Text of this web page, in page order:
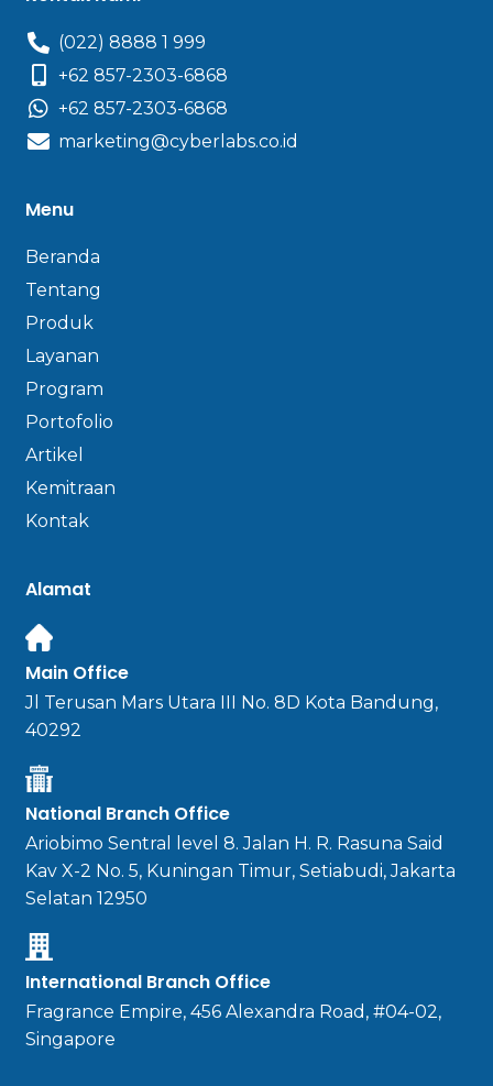
(022) 8888 1 999
+62 857-2303-6868
+62 857-2303-6868
marketing@cyberlabs.co.id
Menu
Beranda
Tentang
Produk
Layanan
Program
Portofolio
Artikel
Kemitraan
Kontak
Alamat
Main Office
Jl Terusan Mars Utara III No. 8D Kota Bandung,
40292
National Branch Office
Ariobimo Sentral level 8. Jalan H. R. Rasuna Said
Kav X-2 No. 5, Kuningan Timur, Setiabudi, Jakarta
Selatan 12950
International Branch Office
Fragrance Empire, 456 Alexandra Road, #04-02,
Singapore